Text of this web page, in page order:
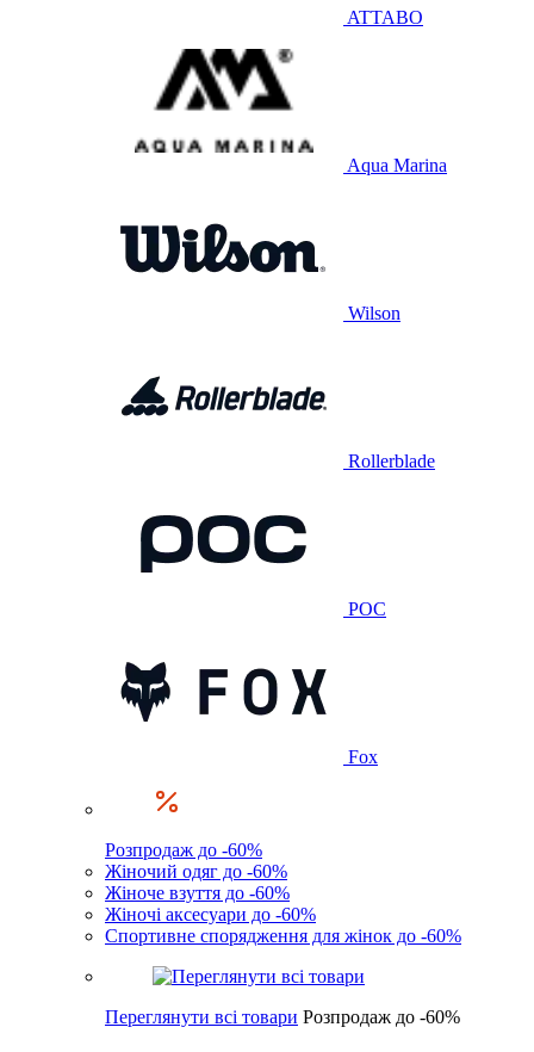
ATTABO
Aqua Marina
Wilson
Rollerblade
POC
Fox
Розпродаж до -60%
Жіночий одяг до -60%
Жіноче взуття до -60%
Жіночі аксесуари до -60%
Спортивне спорядження для жінок до -60%
Переглянути всі товари Розпродаж до -60%